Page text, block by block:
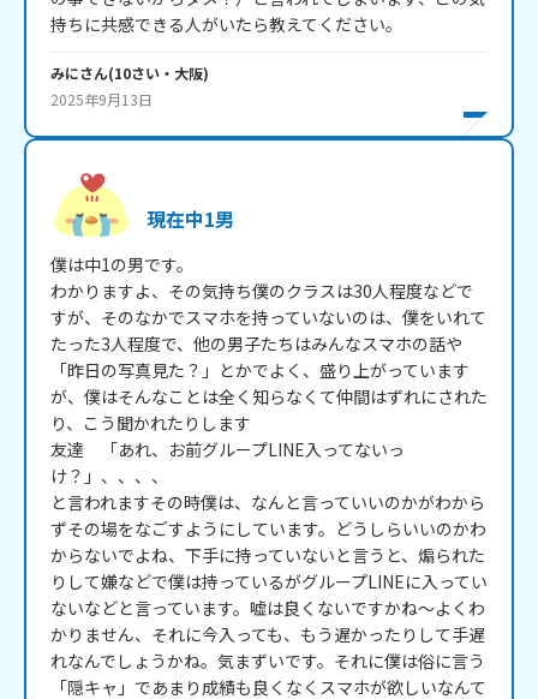
持ちに共感できる人がいたら教えてください。
みにさん(10さい・ 大阪)
2025年9月13日
現在中1男
僕は中1の男です。
わかりますよ、その気持ち僕のクラスは30人程度などで
すが、そのなかでスマホを持っていないのは、僕をいれて
たった3人程度で、他の男子たちはみんなスマホの話や
「昨日の写真見た？」とかでよく、盛り上がっています
が、僕はそんなことは全く知らなくて仲間はずれにされた
り、こう聞かれたりします
友達　「あれ、お前グループLINE入ってないっ
け？」、、、、
と言われますその時僕は、なんと言っていいのかがわから
ずその場をなごすようにしています。どうしらいいのかわ
からないでよね、下手に持っていないと言うと、煽られた
りして嫌などで僕は持っているがグループLINEに入ってい
ないなどと言っています。嘘は良くないですかね～よくわ
かりません、それに今入っても、もう遅かったりして手遅
れなんでしょうかね。気まずいです。それに僕は俗に言う
「隠キャ」であまり成績も良くなくスマホが欲しいなんて